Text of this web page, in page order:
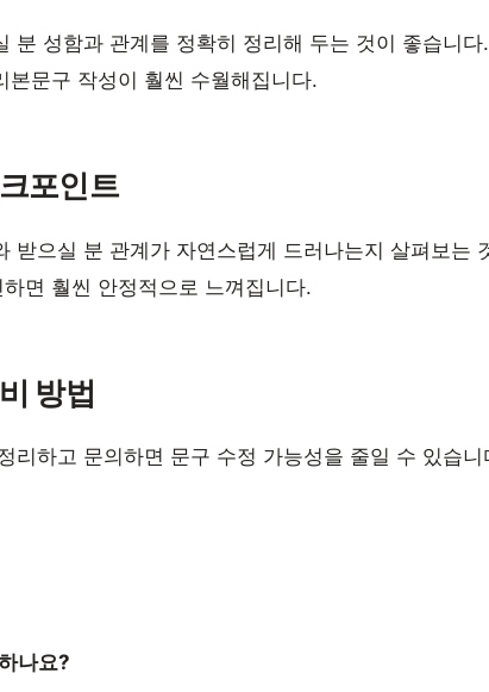
분 성함과 관계를 정확히 정리해 두는 것이 좋습니
문구 작성이 훨씬 수월해집니다.
포인트
받으실 분 관계가 자연스럽게 드러나는지 살펴보는
면 훨씬 안정적으로 느껴집니다.
방법
리하고 문의하면 문구 수정 가능성을 줄일 수 있습
나요?